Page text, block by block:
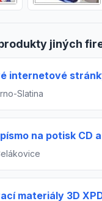
jiných
internetové
Slatina
na potisk CD a
materiály 3D